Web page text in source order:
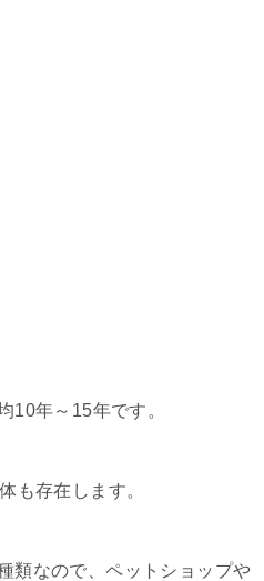
10年～15年です。
も存在します。
類なので、ペットショップや